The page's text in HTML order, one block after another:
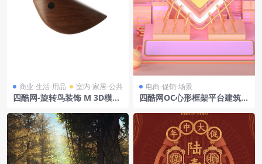
商业-生活-用品 室内-家居-公共
四酷网-旋转鸟装饰 M 3D模型
电商-促销-场景
四酷网OC心形框架平台建筑浪